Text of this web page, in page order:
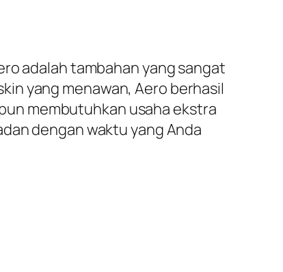
adalah tambahan yang sangat
yang menawan, Aero berhasil
membutuhkan usaha ekstra
dengan waktu yang Anda